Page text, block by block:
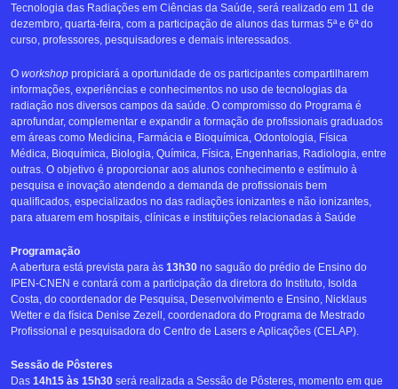
Tecnologia das Radiações em Ciências da Saúde, será realizado em 11 de
dezembro, quarta-feira, com a participação de alunos das turmas 5ª e 6ª do
curso, professores, pesquisadores e demais interessados.
O workshop propiciará a oportunidade de os participantes compartilharem
informações, experiências e conhecimentos no uso de tecnologias da
radiação nos diversos campos da saúde. O compromisso do Programa é
aprofundar, complementar e expandir a formação de profissionais graduados
em áreas como Medicina, Farmácia e Bioquímica, Odontologia, Física
Médica, Bioquímica, Biologia, Química, Física, Engenharias, Radiologia, entre
outras. O objetivo é proporcionar aos alunos conhecimento e estímulo à
pesquisa e inovação atendendo a demanda de profissionais bem
qualificados, especializados no das radiações ionizantes e não ionizantes,
para atuarem em hospitais, clínicas e instituições relacionadas à Saúde
Programação
A abertura está prevista para às 13h30 no saguão do prédio de Ensino do
IPEN-CNEN e contará com a participação da diretora do Instituto, Isolda
Costa, do coordenador de Pesquisa, Desenvolvimento e Ensino, Nicklaus
Wetter e da física Denise Zezell, coordenadora do Programa de Mestrado
Profissional e pesquisadora do Centro de Lasers e Aplicações (CELAP).
Sessão de Pôsteres
Das 14h15 às 15h30 será realizada a Sessão de Pôsteres, momento em que